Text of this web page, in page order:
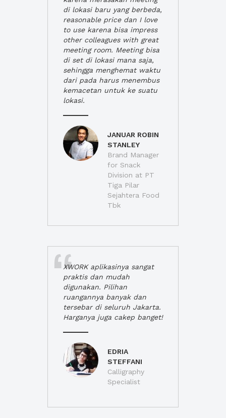
di lokasi baru yang berbeda,
reasonable price dan I love
to use karena bisa impress
other colleagues with great
meeting room. Meeting bisa
di set di lokasi mana saja,
sehingga menghemat waktu
dari pada harus menembus
kemacetan untuk ke suatu
lokasi.
JANUAR ROBIN
STANLEY
Brand Manager
for Snack
Division at PT
Tiga Pilar
Sejahtera Food
Tbk
XWORK aplikasinya sangat
praktis dan mudah
digunakan. Pilihan
ruangannya banyak dan
tersebar di seluruh Jakarta.
Harganya juga cakep banget!
EDRIA
STEFFANI
Calligraphy
Specialist